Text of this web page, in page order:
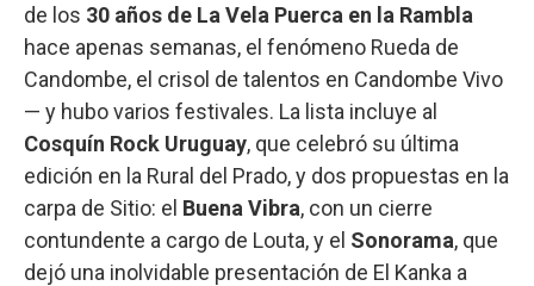
de los 30 años de La Vela Puerca en la Rambla
hace apenas semanas, el fenómeno Rueda de
Candombe, el crisol de talentos en Candombe Vivo
— y hubo varios festivales. La lista incluye al
Cosquín Rock Uruguay, que celebró su última
edición en la Rural del Prado, y dos propuestas en la
carpa de Sitio: el Buena Vibra, con un cierre
contundente a cargo de Louta, y el Sonorama, que
dejó una inolvidable presentación de El Kanka a